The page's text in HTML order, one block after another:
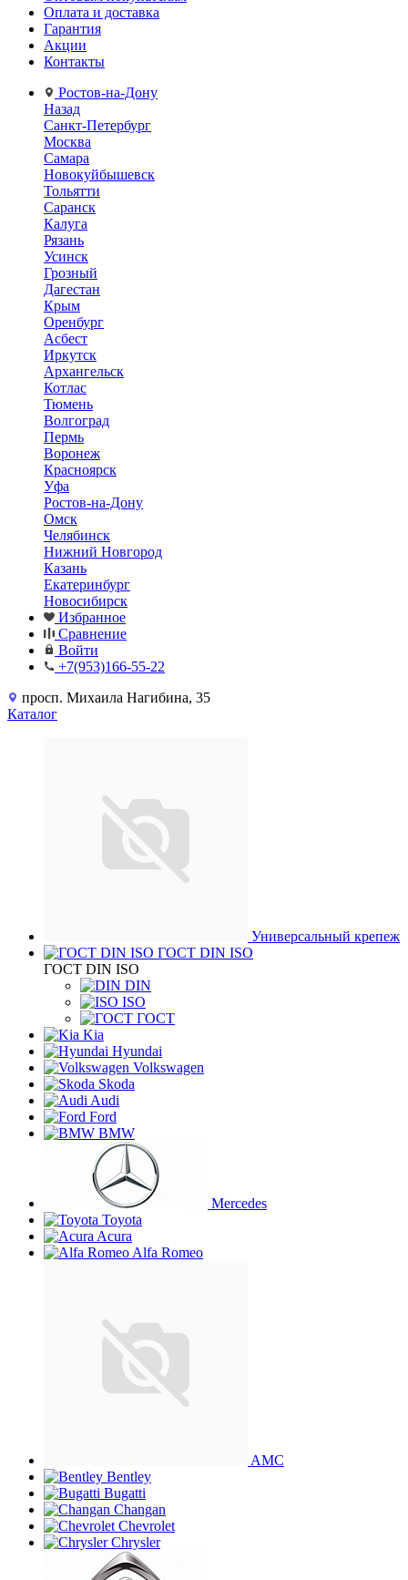
Оплата и доставка
Гарантия
Акции
Контакты
Ростов-на-Дону
Назад
Санкт-Петербург
Москва
Самара
Новокуйбышевск
Тольятти
Саранск
Калуга
Рязань
Усинск
Грозный
Дагестан
Крым
Оренбург
Асбест
Иркутск
Архангельск
Котлас
Тюмень
Волгоград
Пермь
Воронеж
Красноярск
Уфа
Ростов-на-Дону
Омск
Челябинск
Нижний Новгород
Казань
Екатеринбург
Новосибирск
Избранное
Сравнение
Войти
+7(953)166-55-22
просп. Михаила Нагибина, 35
Каталог
Универсальный крепеж
ГОСТ DIN ISO
ГОСТ DIN ISO
DIN
ISO
ГОСТ
Kia
Hyundai
Volkswagen
Skoda
Audi
Ford
BMW
Mercedes
Toyota
Acura
Alfa Romeo
AMC
Bentley
Bugatti
Changan
Chevrolet
Chrysler